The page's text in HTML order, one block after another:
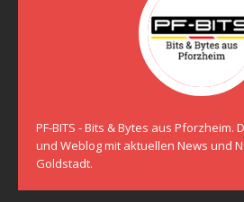
PF-BITS - Bits & Bytes aus Pforzheim.
und Weblog mit aktuellen News und
Goldstadt.